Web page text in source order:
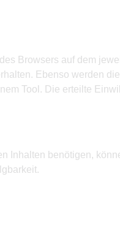
Browsers auf dem
Ebenso werden
Tool. Die erteilte
Inhalten benötigen,